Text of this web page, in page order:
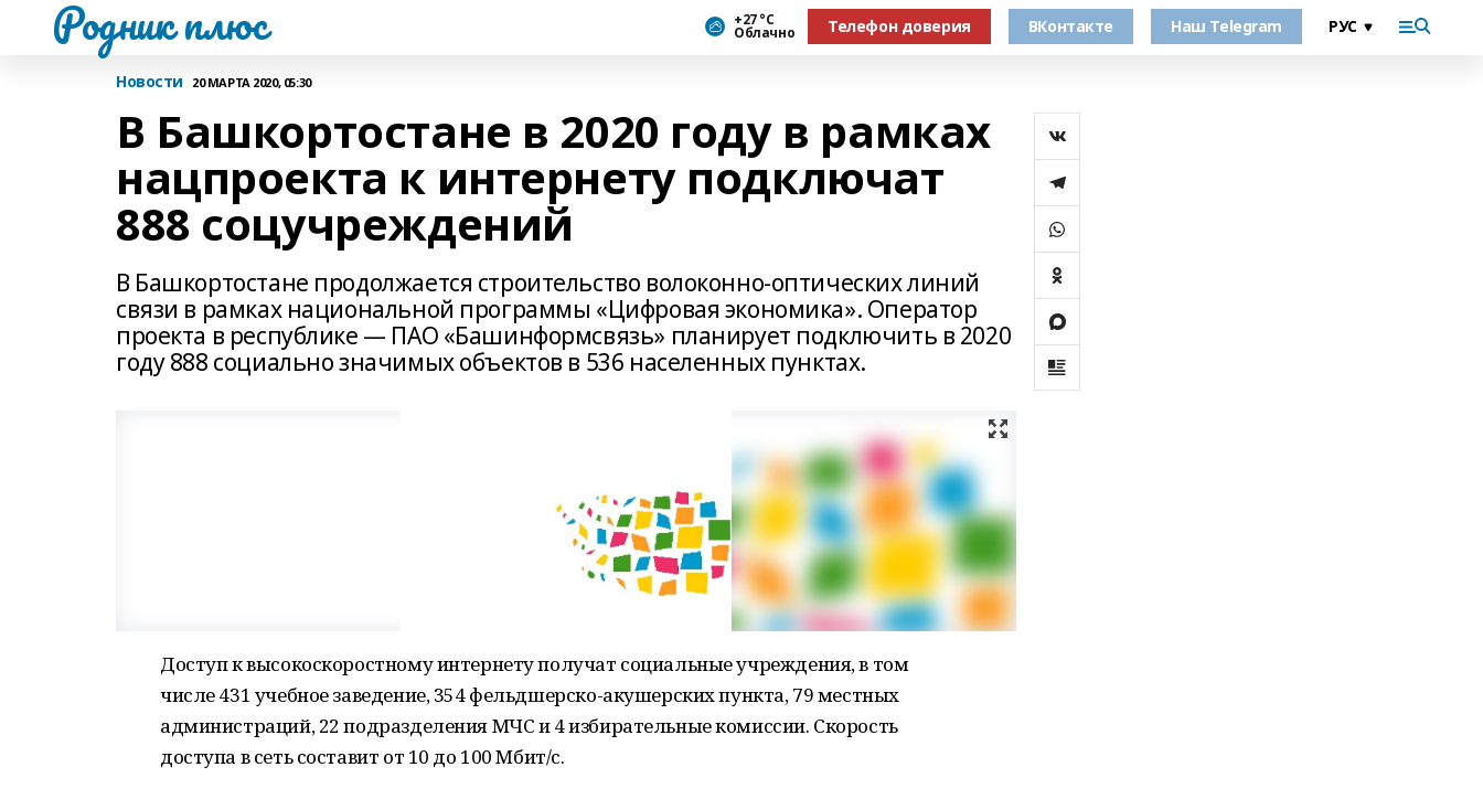
Родник плюс +27 °С
Облачно Телефон доверия ВКонтакте Наш Telegram
Новости 20 МАРТА 2020, 05:30
В Башкортостане в 2020 году в рамках
нацпроекта к интернету подключат
888 соцучреждений
В Башкортостане продолжается строительство волоконно-оптических линий
связи в рамках национальной программы «Цифровая экономика». Оператор
проекта в республике — ПАО «Башинформсвязь» планирует подключить в 2020
году 888 социально значимых объектов в 536 населенных пунктах.
Доступ к высокоскоростному интернету получат социальные учреждения, в том
числе 431 учебное заведение, 354 фельдшерско-акушерских пункта, 79 местных
администраций, 22 подразделения МЧС и 4 избирательные комиссии. Скорость
доступа в сеть составит от 10 до 100 Мбит/с.